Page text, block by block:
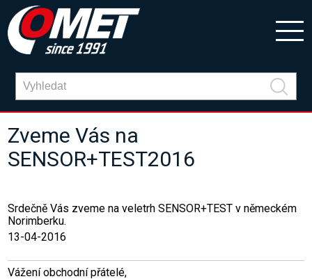
Zveme Vás na
SENSOR+TEST2016
Srdečně Vás zveme na veletrh SENSOR+TEST v německém
Norimberku.
13-04-2016
Vážení obchodní přátelé,